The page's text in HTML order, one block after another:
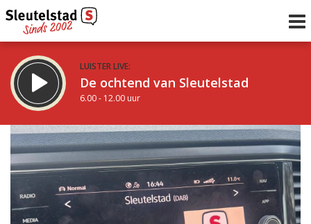
LUISTER LIVE:
De ochtend van Sleutelstad
6.00 - 12.00 uur
STRAKS:
De middag van Sleutelstad
12.00 - 19.00 uur
Vorig uur
uur 1 van 0 Volgend uur